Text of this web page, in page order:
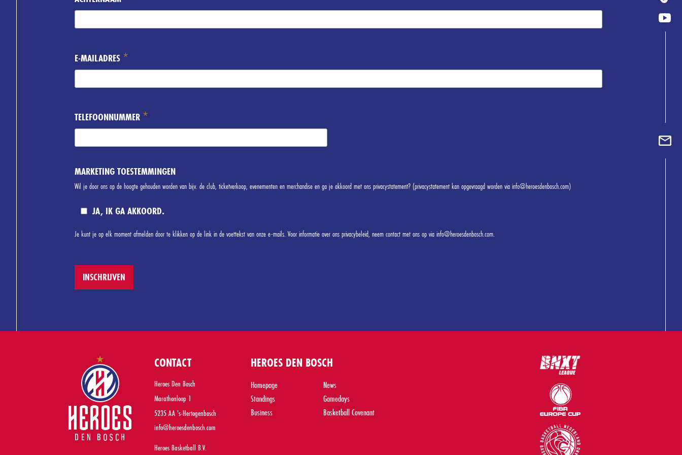
E-MAILADRES *
TELEFOONNUMMER *
MARKETING TOESTEMMINGEN
Wil je door ons op de hoogte gehouden worden van bijv. de club, ticketverkoop, evenementen en merchandise en ga je akkoord met ons privacystatement? (privacystatement kan opgevraagd worden via info@heroesdenbosch.com)
JA, IK GA AKKOORD.
Je kunt je op elk moment afmelden door te klikken op de link in de voettekst van onze e-mails. Voor informatie over ons privacybeleid, neem contact met ons op via info@heroesdenbosch.com.
CONTACT
Heroes Den Bosch
Marathonloop 1
5235 AA 's-Hertogenbosch
info@heroesdenbosch.com
Heroes Basketball B.V.
HEROES DEN BOSCH
Homepage
News
Standings
Gamedays
Business
Basketball Covenant